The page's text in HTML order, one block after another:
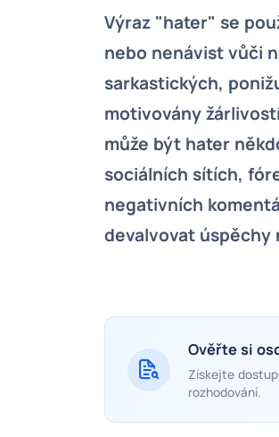
Výraz "hater" se
nebo nenávist vůči
sarkastických,
motivovány
může být hater
sociálních sítích,
negativních
devalvovat
Ověřte si
Získejte
rozhodování.